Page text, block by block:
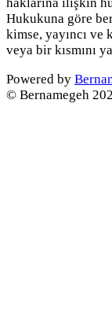
Hukukuna göre
kimse, yayıncı ve
veya bir kısmını
Powered by
© Bernamegeh